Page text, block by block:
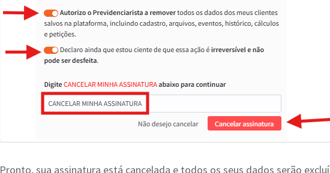
Pronto, sua assinatura está cancelada e todos os seus dados serão